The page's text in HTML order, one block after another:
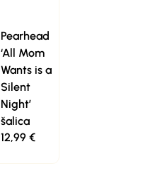
Pearhead
‘All Mom
Wants is a
Silent
Night’
šalica
12,99 €